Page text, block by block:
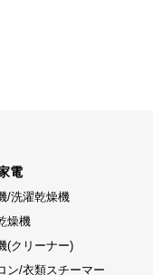
電
/洗濯乾燥機
燥機
(クリーナー)
ン/衣類スチーマー